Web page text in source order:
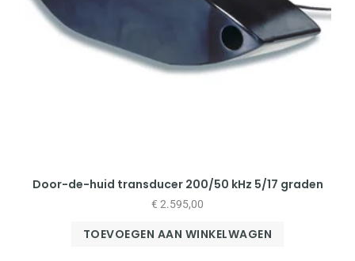
Door-de-huid transducer 200/50 kHz 5/17 graden
€ 2.595,00
TOEVOEGEN AAN WINKELWAGEN